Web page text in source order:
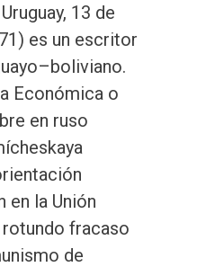
13 de
es un escritor
Económica o
en ruso
en la Unión
fracaso
de